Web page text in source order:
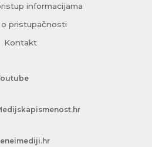
informacijama
pristupačnosti
Kontakt